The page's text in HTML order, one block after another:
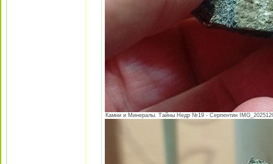
Камни и Минералы. Тайны Недр №19 - Серпентин